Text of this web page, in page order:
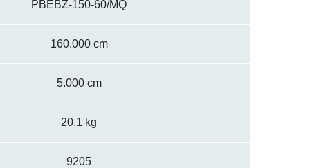
PBEBZ-150-60/MQ
160.000 cm
5.000 cm
20.1 kg
9205